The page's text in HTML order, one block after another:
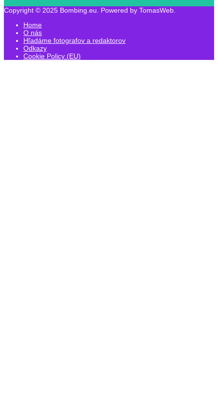
Copyright © 2025 Bombing.eu. Powered by TomasWeb.
Home
O nás
Hľadáme fotografov a redaktorov
Odkazy
Cookie Policy (EU)